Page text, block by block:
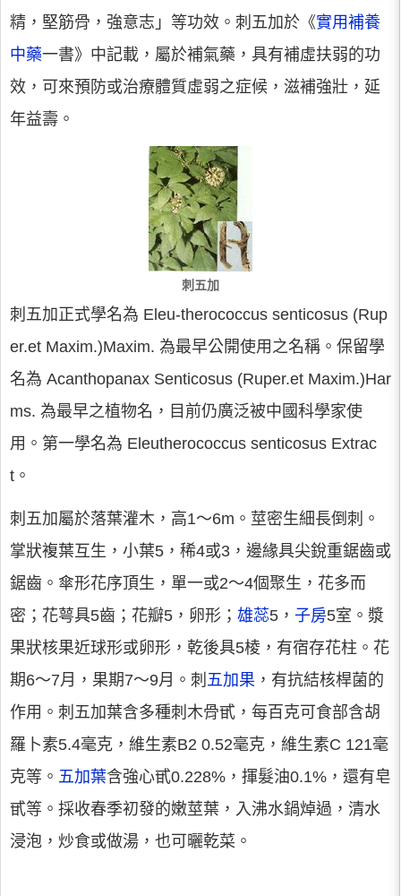
精，堅筋骨，強意志」等功效。刺五加於《實用補養
中藥一書》中記載，屬於補氣藥，具有補虛扶弱的功
效，可來預防或治療體質虛弱之症候，滋補強壯，延
年益壽。
刺五加
刺五加正式學名為 Eleu-therococcus senticosus (Rup
er.et Maxim.)Maxim. 為最早公開使用之名稱。保留學
名為 Acanthopanax Senticosus (Ruper.et Maxim.)Har
ms. 為最早之植物名，目前仍廣泛被中國科學家使
用。第一學名為 Eleutherococcus senticosus Extrac
t。
刺五加屬於落葉灌木，高1～6m。莖密生細長倒刺。
掌狀複葉互生，小葉5，稀4或3，邊緣具尖銳重鋸齒或
鋸齒。傘形花序頂生，單一或2～4個聚生，花多而
密；花萼具5齒；花瓣5，卵形； 雄蕊5， 子房5室。漿
果狀核果近球形或卵形，乾後具5棱，有宿存花柱。花
期6～7月，果期7～9月。刺 五加果 ，有抗結核桿菌的
作用。刺五加葉含多種刺木骨甙，每百克可食部含胡
羅卜素5.4毫克，維生素B2 0.52毫克，維生素C 121毫
克等。 五加葉含強心甙0.228%，揮髮油0.1%，還有皂
甙等。採收春季初發的嫩莖葉，入沸水鍋焯過，清水
浸泡，炒食或做湯，也可曬乾菜。